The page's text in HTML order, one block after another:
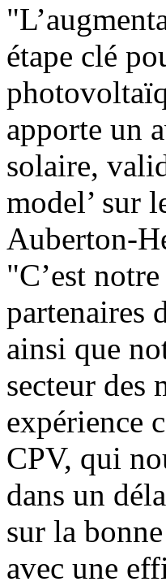
étape clé
apporte un
solaire,
model’ sur
Auberton-
"C’est
partenaires
ainsi que
secteur des
expérience
CPV, qui
dans un
sur la
avec une